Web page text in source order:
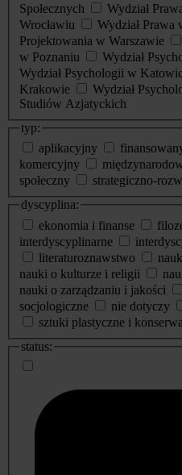
Społecznych
Wydział
Wrocławiu
Wydział Prawa
Projektowania w Warszawie
w Poznaniu
Wydział
Wydział Psychologii w
Krakowie
Wydział
Studiów Azjatyckich
typ:
aplikacyjny
komercyjny
społeczny
strategiczno-
dyscyplina:
ekonomia i finanse
interdyscyplinarne
literaturoznawstwo
nauki o kulturze i religii
nauki o zarządzaniu i jakości
socjologiczne
nie dotyczy
sztuki plastyczne i
status: